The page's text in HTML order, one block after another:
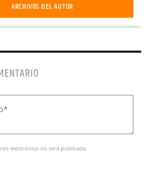
ARCHIVOS DEL AUTOR
electrónico no será publicada.